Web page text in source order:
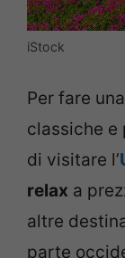
iStock
Per fare
classiche e
di visitare l’
relax a
altre
parte